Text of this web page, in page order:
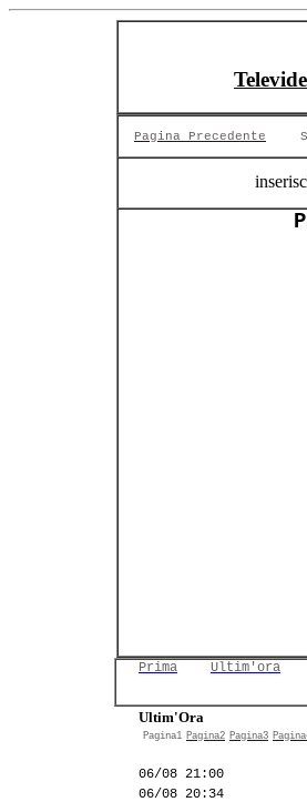
Pagina Precedente
Prima Ultim'ora
Ultim'Ora
Pagina1 Pagina2 Pagina3
06/08 21:00
06/08 20:34